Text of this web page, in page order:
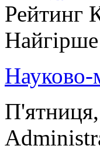
Рейтинг
Найгірше